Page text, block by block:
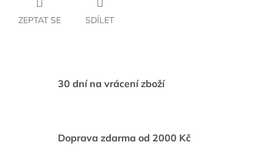
ZEPTAT SE SDÍLET
30 dní na vrácení zboží
Doprava zdarma od 2000 Kč